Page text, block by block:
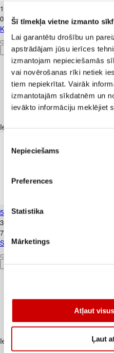
Šī tīmekļa vietne izmanto
Lai garantētu drošību un
apstrādājam jūsu ierīces
izmantojam nepieciešamās
vai novērošanas rīki netiek
tiem nepiekrītat. Vairāk
izmantotajām sīkdatnēm un
ievākto informāciju meklējiet
izvēle
Nepieciešams
Preferences
Statistika
Mārketings
Atļaut
Ļaut
1
0,18€/gab.
Kūtī dētas olas 10gab.
Pievienot
Iesakām ar
500g
3
7,98€/kg
Siers Gouda FARM MILK 45% šķēlēs
Iesakām ar